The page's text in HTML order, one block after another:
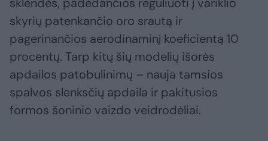
sklendės, padedančios reguliuoti į variklio
skyrių patenkančio oro srautą ir
pagerinančios aerodinaminį koeficientą 10
procentų. Tarp kitų šių modelių išorės
apdailos patobulinimų – nauja tamsios
spalvos slenksčių apdaila ir pakitusios
formos šoninio vaizdo veidrodėliai.